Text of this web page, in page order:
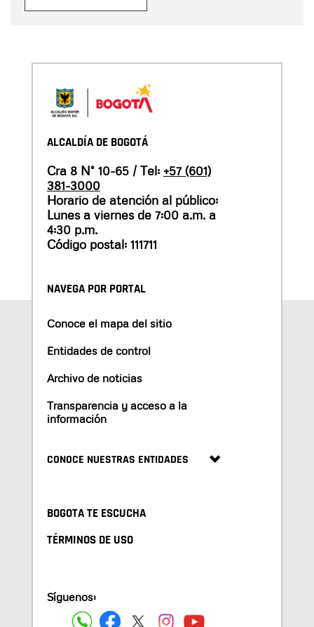
ALCALDÍA DE BOGOTÁ
Cra 8 N° 10-65 / Tel: +57 (601)
381-3000
Horario de atención al público:
Lunes a viernes de 7:00 a.m. a
4:30 p.m.
Código postal: 111711
NAVEGA POR PORTAL
Conoce el mapa del sitio
Entidades de control
Archivo de noticias
Transparencia y acceso a la
información
CONOCE NUESTRAS ENTIDADES
BOGOTA TE ESCUCHA
TÉRMINOS DE USO
Síguenos: